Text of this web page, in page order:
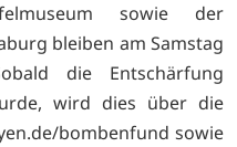
sowie der
bleiben am Samstag
die Entschärfung
wird dies über die
bombenfund sowie